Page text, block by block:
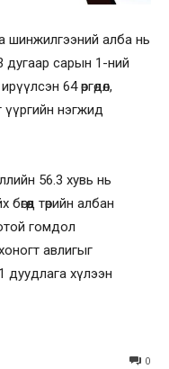
шинжилгээний алба нь
дугаар сарын 1-ний
64 өргөдөл,
үүргийн нэгжид
56.3 хувь нь
төрийн албан
гомдол
авлигыг
дуудлага хүлээн
0